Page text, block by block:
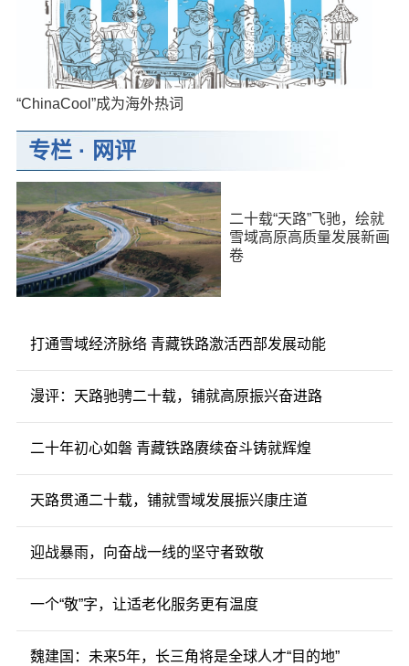
“ChinaCool”成为海外热词
专栏· 网评
二十载“天路”飞驰，绘就
雪域高原高质量发展新画
卷
打通雪域经济脉络 青藏铁路激活西部发展动能
漫评：天路驰骋二十载，铺就高原振兴奋进路
二十年初心如磐 青藏铁路赓续奋斗铸就辉煌
天路贯通二十载，铺就雪域发展振兴康庄道
迎战暴雨，向奋战一线的坚守者致敬
一个“敬”字，让适老化服务更有温度
魏建国：未来5年，长三角将是全球人才“目的地”